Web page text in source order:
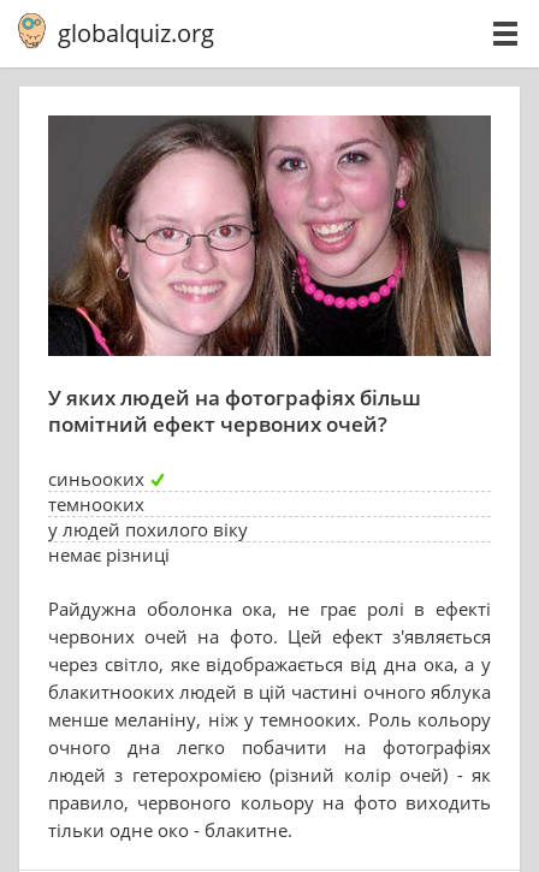
globalquiz.org
У яких людей на фотографіях більш
помітний ефект червоних очей?
синьооких
темнооких
у людей похилого віку
немає різниці
Райдужна оболонка ока, не грає ролі в ефекті
червоних очей на фото. Цей ефект з'являється
через світло, яке відображається від дна ока, а у
блакитнооких людей в цій частині очного яблука
менше меланіну, ніж у темнооких. Роль кольору
очного дна легко побачити на фотографіях
людей з гетерохромією (різний колір очей) - як
правило, червоного кольору на фото виходить
тільки одне око - блакитне.